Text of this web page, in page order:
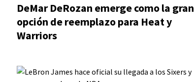
DeMar DeRozan emerge como la gran
opción de reemplazo para Heat y
Warriors